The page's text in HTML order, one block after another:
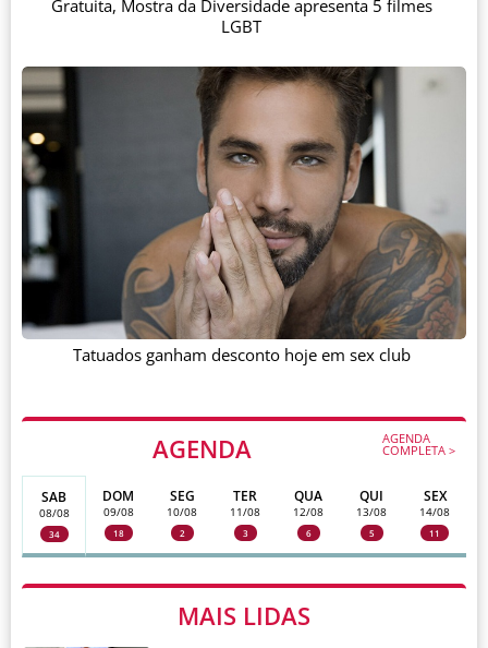
AGENDA AGENDA
COMPLETA >
SAB
08/08
34
DOM
09/08
18
SEG
10/08
2
TER
11/08
3
QUA
12/08
6
QUI
13/08
5
SEX
14/08
11
MAIS LIDAS
Gratuita, Mostra da Diversidade apresenta 5 filmes
LGBT
Tatuados ganham desconto hoje em sex club